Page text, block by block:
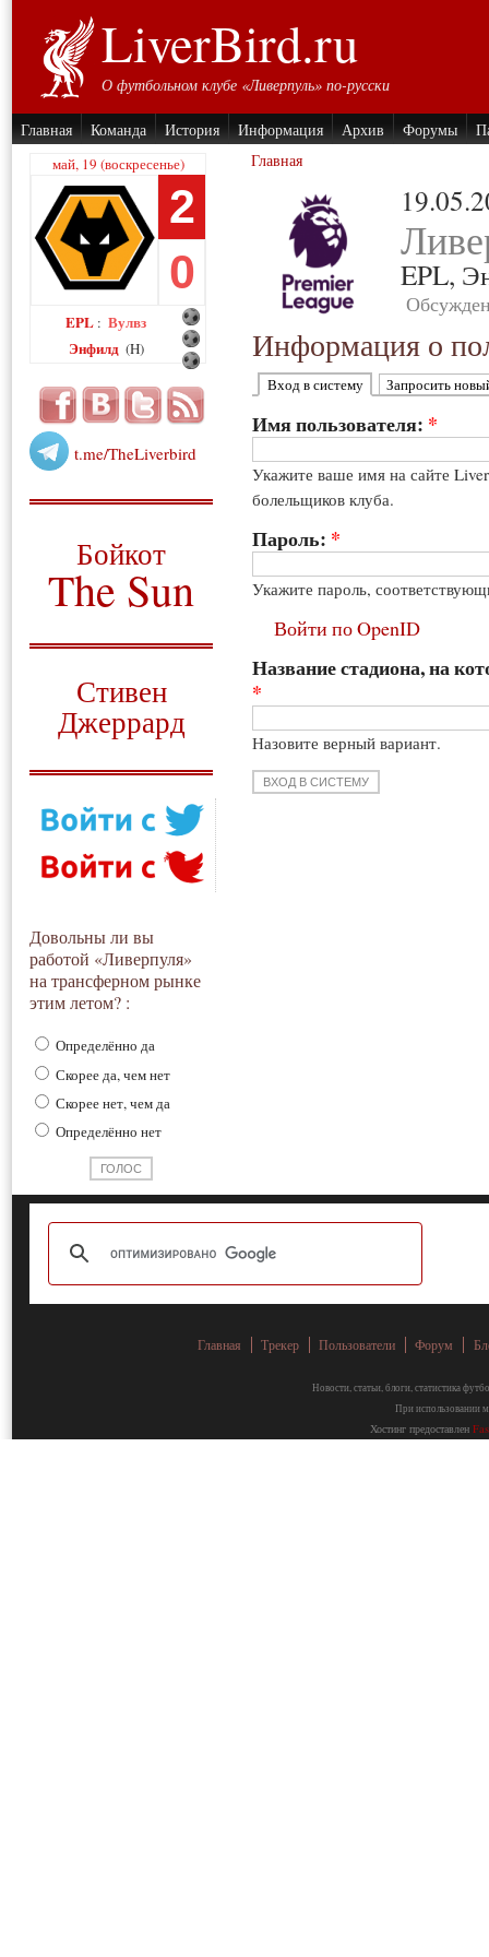
LiverBird.ru
О футбольном клубе «Ливерпуль» по-русски
Главная Команда История Информация Архив Форумы
май, 19 (воскресенье)
2
0
EPL : Вулвз
Энфилд (H)
t.me/TheLiverbird
Бойкот
The Sun
Стивен
Джеррард
Довольны ли вы
работой «Ливерпуля»
на трансферном рынке
этим летом? :
Определённо да
Скорее да, чем нет
Скорее нет, чем да
Определённо нет
Главная
EPL,
Информация о
Вход в систему Запросить
Имя пользователя: *
Укажите ваше имя на сайте
болельщиков клуба.
Пароль: *
Укажите пароль,
Войти по OpenID
Название стадиона, на
*
Назовите верный вариант.
Главная Трекер Пользователи Форум
Новости, статьи, блоги, статистика
При использовании
Хостинг предоставлен